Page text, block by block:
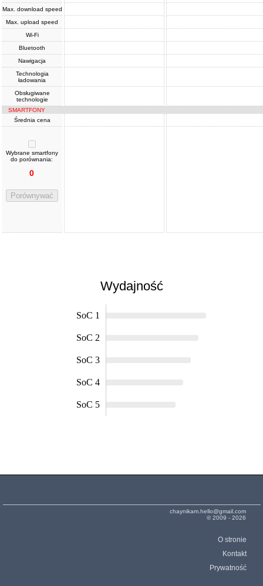
Max. download speed
Max. upload speed
Wi-Fi
Bluetooth
Nawigacja
Technologia
ładowania
Obsługiwane
technologie
SMARTFONY
Średnia cena
Wybrane smartfony
do porównania:
0
Porównywać
Wydajność
SoC 1
SoC 2
SoC 3
SoC 4
SoC 5
chaynikam.hello@gmail.com
© 2009 - 2026
O stronie
Kontakt
Prywatność